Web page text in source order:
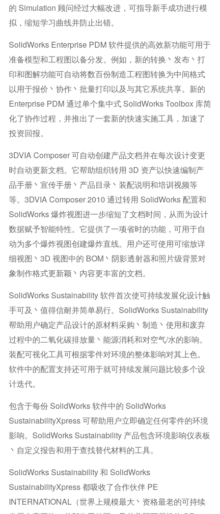
的 Simulation 顾问经过大幅改进，可指导新手成功进行模
拟，缩短学习曲线并防止出错。
SolidWorks Enterprise PDM 软件提供的高效新功能可用于
准备模型和工程图以备分发。例如，新的转换丶发布丶打
印和图解功能可自动将数百份制造工程图转换为中间格式
以用于报价丶协作丶批量打印以及与其它系统共享。新的
Enterprise PDM 通过单个集中式 SolidWorks Toolbox 库简
化了协作过程，并推出了一套新的快速实施工具，加速了
投资回报。
3DVIA Composer 可自动创建产品文档并在每次设计变更
时自动更新文档。它帮助组织转用 3D 资产以快速编制产
品手册丶宣传手册丶产品目录丶装配说明和培训视频等
等。3DVIA Composer 2010 通过转用 SolidWorks 配置和
SolidWorks 爆炸视图进一步缩短了文档时间，从而为设计
数据赋予智能特性。它提供了一项省时的功能，可用于自
动为多个爆炸视图创建爆炸直线。用户还可使用可缩放详
细视图丶3D 视图中的 BOM丶阴影透射器和照片级背景对
象制作格式更新颖丶内容更丰富的文档。
SolidWorks Sustainability 软件首次使可持续发展化设计触
手可及丶值得信耐并简单易行。SolidWorks Sustainability
帮助用户确定产品设计的原材料采购丶制造丶使用和废弃
过程中的二氧化碳排放量丶能源消耗和对空气/水的影响。
装配可视化工具可根据零件对环境的整体影响对其上色。
软件中的配置支持还可用于就可持续发展问题比较多个设
计迭代。
包含于每份 SolidWorks 软件中的 SolidWorks
SustainabilityXpress 可帮助用户立即确定任何零件的环境
影响。SolidWorks Sustainability 产品包含环境影响仪表板
丶自定义报告和用于查找替代材料的工具。
SolidWorks Sustainability 和 SolidWorks
SustainabilityXpress 都吸收了合作伙伴 PE
INTERNATIONAL（世界上规模最大丶资格最老的可持续